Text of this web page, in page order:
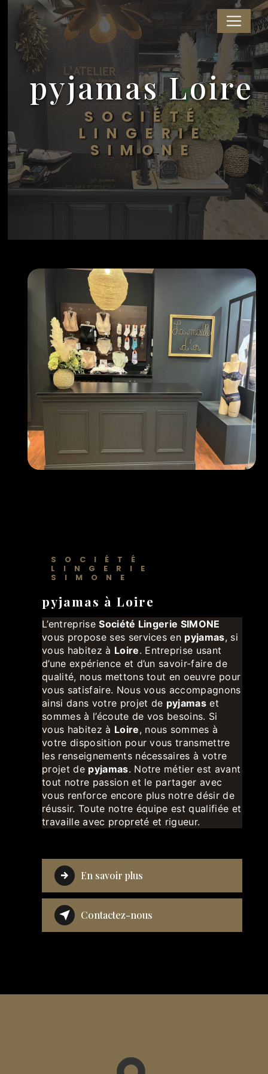
pyjamas Loire
SOCIÉTÉ
LINGERIE
SIMONE
SOCIÉTÉ
LINGERIE
SIMONE
pyjamas à Loire
L’entrepriseSociété Lingerie SIMONE
vous propose ses services en pyjamas, si
vous habitez à Loire. Entreprise usant
d’une expérience et d’un savoir-faire de
qualité, nous mettons tout en oeuvre pour
vous satisfaire. Nous vous accompagnons
ainsi dans votre projet de pyjamas et
sommes à l’écoute de vos besoins. Si
vous habitez à Loire, nous sommes à
votre disposition pour vous transmettre
les renseignements nécessaires à votre
projet de pyjamas. Notre métier est avant
tout notre passion et le partager avec
vous renforce encore plus notre désir de
réussir. Toute notre équipe est qualifiée et
travaille avec propreté et rigueur.
En savoir plus
Contactez-nous
Panneau de gestion des cookies